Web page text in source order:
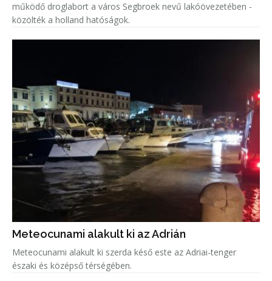
működő droglabort a város Segbroek nevű lakóövezetében -
közölték a holland hatóságok.
Meteocunami alakult ki az Adrián
Meteocunami alakult ki szerda késő este az Adriai-tenger
északi és középső térségében.